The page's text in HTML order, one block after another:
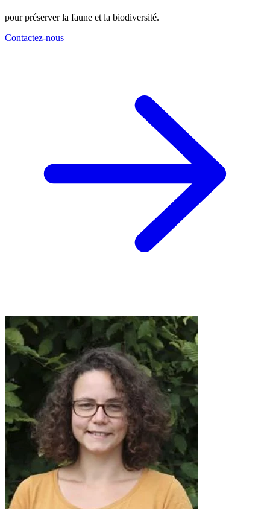
pour préserver la faune et la biodiversité.
Contactez-nous